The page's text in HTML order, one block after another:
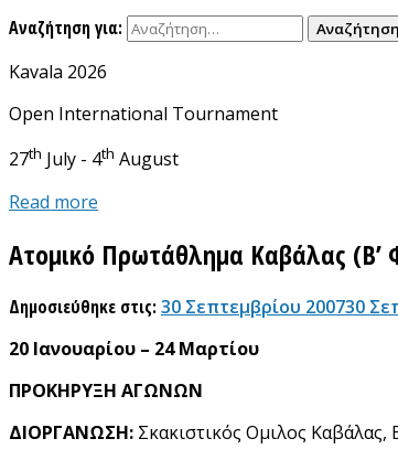
Αναζήτηση για:
Kavala 2026
Open International Tournament
27th July - 4th August
Read more
Ατομικό Πρωτάθλημα Καβάλας (Β’
Δημοσιεύθηκε στις:30 Σεπτεμβρίου 200730
20 Ιανουαρίου – 24 Μαρτίου
ΠΡΟΚΗΡΥΞΗ ΑΓΩΝΩΝ
ΔΙΟΡΓΑΝΩΣΗ: Σκακιστικός Ομιλος